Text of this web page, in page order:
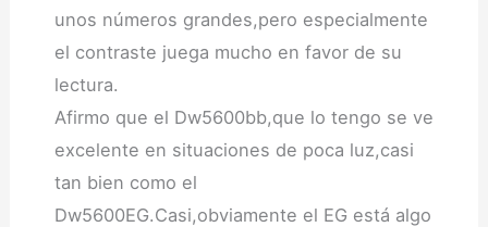
unos números grandes,pero especialmente
el contraste juega mucho en favor de su
lectura.
Afirmo que el Dw5600bb,que lo tengo se ve
excelente en situaciones de poca luz,casi
tan bien como el
Dw5600EG.Casi,obviamente el EG está algo